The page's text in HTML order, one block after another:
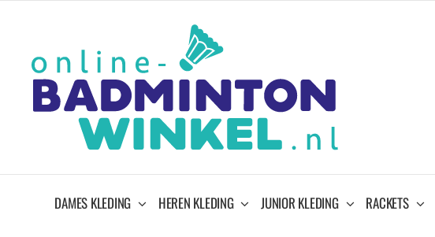
DAMES KLEDING HEREN KLEDING JUNIOR KLEDING RACKETS